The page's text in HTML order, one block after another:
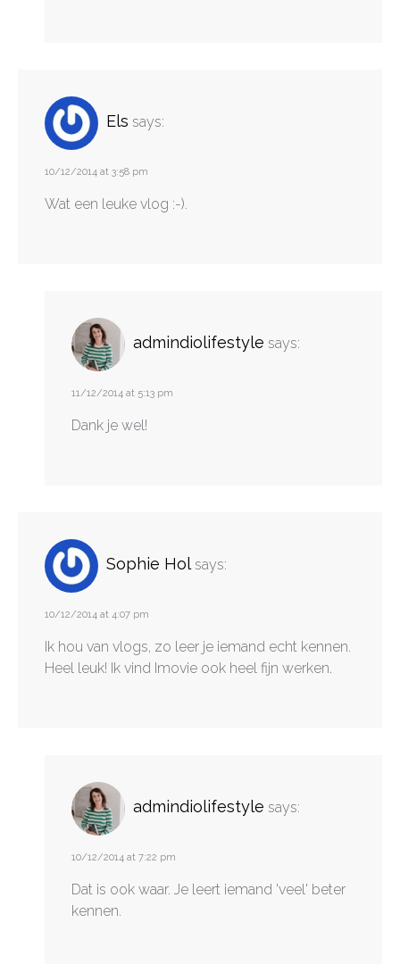
Els says:
10/12/2014 at 3:58 pm
Wat een leuke vlog :-).
admindiolifestyle says:
11/12/2014 at 5:13 pm
Dank je wel!
Sophie Hol says:
10/12/2014 at 4:07 pm
Ik hou van vlogs, zo leer je iemand echt kennen.
Heel leuk! Ik vind Imovie ook heel fijn werken.
admindiolifestyle says:
10/12/2014 at 7:22 pm
Dat is ook waar. Je leert iemand 'veel' beter
kennen.